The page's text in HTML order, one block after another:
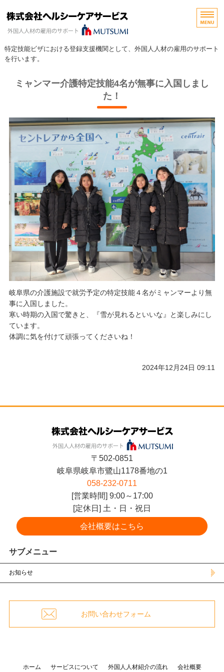
岐阜県岐阜市で介護・
特定技能ビザにおける登録支援機関として、外国人人材の雇用のサポート
を行います。
ホーム
外国人人材紹介の流れ
会社概要
お問い合わせ
ミャンマー介護特定技能4名が無事に入国しまし
た！
岐阜県の介護施設で就労予定の特定技能４名がミャンマーより無
事に入国しました。
寒い時期の入国で驚きと、『雪が見れるといいな』と楽しみにし
ています。
体調に気を付けて頑張ってくださいね！
2024年12月24日 09:11
〒502-0851
岐阜県岐阜市鷺山1178番地の1
058-232-0711
[営業時間] 9:00～17:00
[定休日] 土・日・祝日
会社概要はこちら
サブメニュー
お知らせ
お問い合わせフォーム
ホーム サービスについて 外国人人材紹介の流れ 会社概要